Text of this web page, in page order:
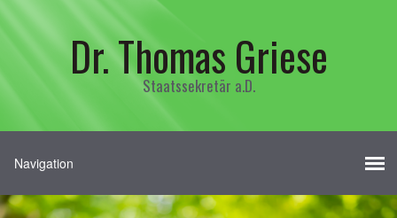
Dr. Thomas Griese
Staatssekretär a.D.